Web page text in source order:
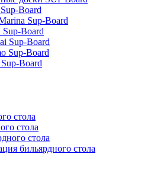
Board
Sup-Board
Sup-Board
Sup-Board
Sup-Board
Board
стола
стола
стола
бильярдного стола